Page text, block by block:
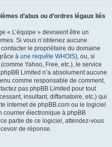
d’abus ou d’ordres légaux liés
« L’équipe » devraient être un
Si vous n’obtenez aucune
le propriétaire du domaine
à une requête WHOIS), ou, si
Yahoo, Free, etc.), le service
Limited n’a absolument aucune
comme responsable de comment,
pas phpBB Limited pour tout
insultant, diffamatoire, etc.) qui
internet de phpBB.com ou le logiciel
courrier électronique à phpBB
partie de ce logiciel, attendez-vous
de réponse.